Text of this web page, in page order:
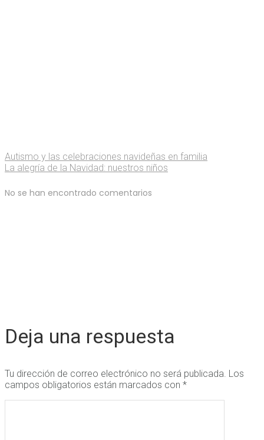
Autismo y las celebraciones navideñas en familia
La alegría de la Navidad: nuestros niños
No se han encontrado comentarios
Deja una respuesta
Tu dirección de correo electrónico no será publicada. Los
campos obligatorios están marcados con *